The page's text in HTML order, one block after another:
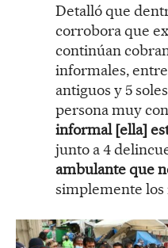
Detalló que
corrobora que
continúan
informales,
antiguos y 5
persona muy
informal [ella]
junto a 4
ambulante que
simplemente los